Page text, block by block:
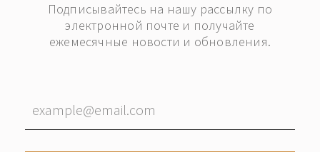
Подписывайтесь на нашу рассылку по
электронной почте и получайте
ежемесячные новости и обновления.